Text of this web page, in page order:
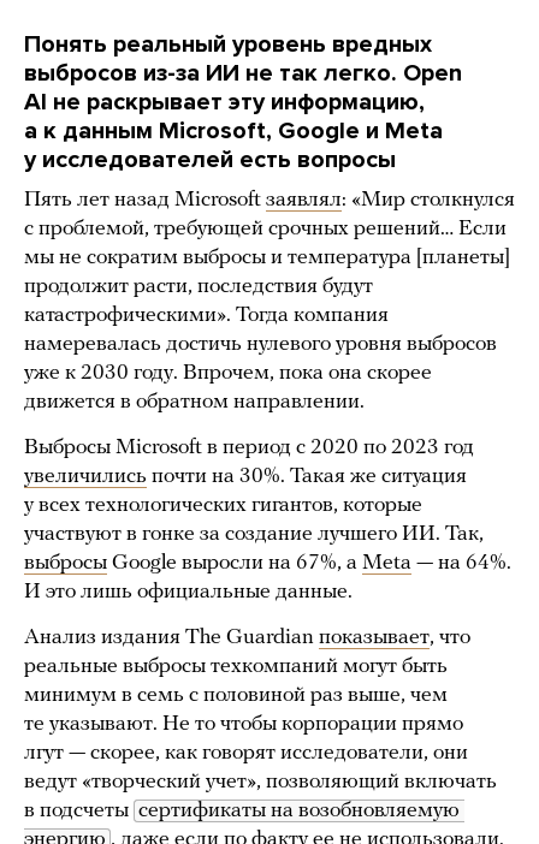
Понять реальный уровень вредных
выбросов из-за ИИ не так легко. Open
AI не раскрывает эту информацию,
а к данным Microsoft, Google и Meta
у исследователей есть вопросы
Пять лет назад Microsoft заявлял: «Мир столкнулся
с проблемой, требующей срочных решений… Если
мы не сократим выбросы и температура [планеты]
продолжит расти, последствия будут
катастрофическими». Тогда компания
намеревалась достичь нулевого уровня выбросов
уже к 2030 году. Впрочем, пока она скорее
движется в обратном направлении.
Выбросы Microsoft в период с 2020 по 2023 год
увеличились почти на 30%. Такая же ситуация
у всех технологических гигантов, которые
участвуют в гонке за создание лучшего ИИ. Так,
выбросы Google выросли на 67%, а Meta — на 64%.
И это лишь официальные данные.
Анализ издания The Guardian показывает, что
реальные выбросы техкомпаний могут быть
минимум в семь с половиной раз выше, чем
те указывают. Не то чтобы корпорации прямо
лгут — скорее, как говорят исследователи, они
ведут «творческий учет», позволяющий включать
в подсчеты сертификаты на возобновляемую